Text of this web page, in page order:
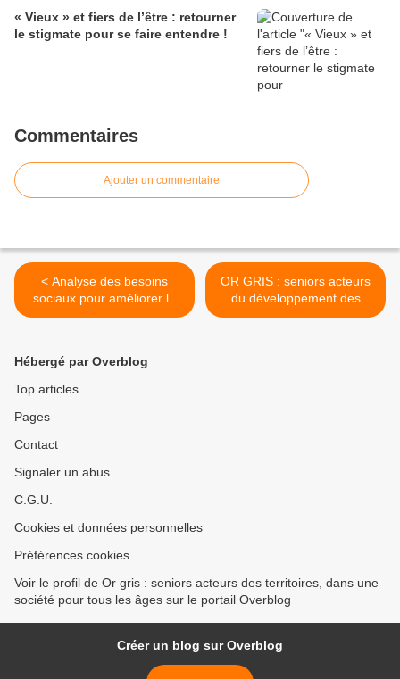
« Vieux » et fiers de l’être : retourner
le stigmate pour se faire entendre !
Commentaires
Ajouter un commentaire
< Analyse des besoins
sociaux pour améliorer la
politique vis-à-vis des
OR GRIS : seniors acteurs
du développement des
territoires >
Hébergé par Overblog
Top articles
Pages
Contact
Signaler un abus
C.G.U.
Cookies et données personnelles
Préférences cookies
Voir le profil de Or gris : seniors acteurs des territoires, dans une
société pour tous les âges sur le portail Overblog
Créer un blog sur Overblog